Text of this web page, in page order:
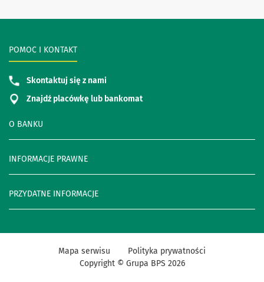
O BANKU
INFORMACJE PRAWNE
PRZYDATNE INFORMACJE
POMOC I KONTAKT
Skontaktuj się z nami
Znajdź placówkę lub bankomat
Mapa serwisu
Polityka prywatności
Copyright © Grupa BPS 2026